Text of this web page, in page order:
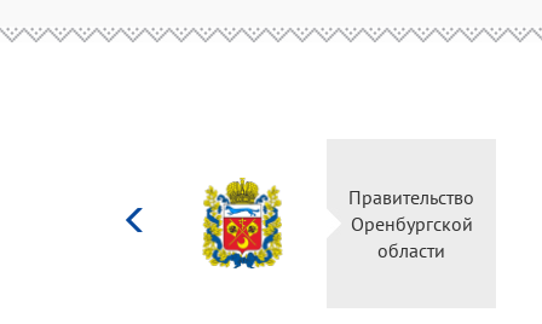
Министерство
культуры
Российской
федерации